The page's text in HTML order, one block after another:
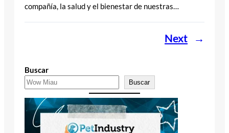
compañía, la salud y el bienestar de nuestras…
Next →
Buscar
Buscar